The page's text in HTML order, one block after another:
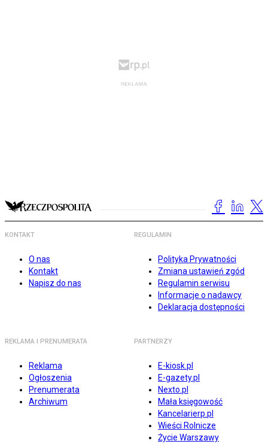
KONTAKT
O nas
Kontakt
Napisz do nas
REGULAMIN
Polityka Prywatności
Zmiana ustawień zgód
Regulamin serwisu
Informacje o nadawcy
Deklaracja dostępności
REKLAMA I PRENUMERATA
Reklama
Ogłoszenia
Prenumerata
Archiwum
PARTNERZY
E-kiosk.pl
E-gazety.pl
Nexto.pl
Mała księgowość
Kancelarierp.pl
Wieści Rolnicze
Życie Warszawy